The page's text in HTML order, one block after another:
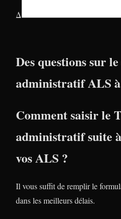
Δ
Des questions sur
administratif ALS
Comment saisir le
administratif suite
vos ALS ?
Il vous suffit de remplir le
dans les meilleurs délais.